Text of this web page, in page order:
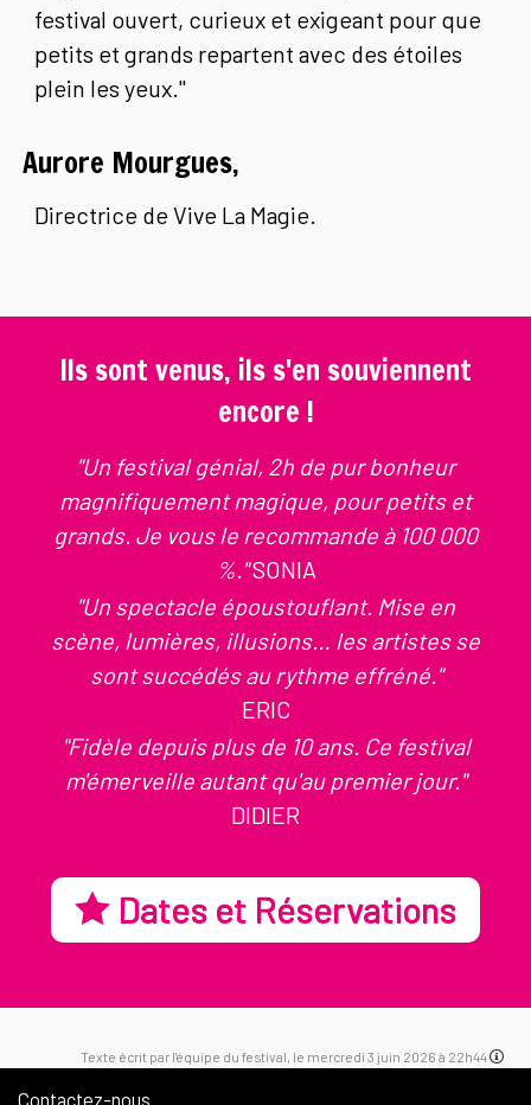
festival ouvert, curieux et exigeant pour que
petits et grands repartent avec des étoiles
plein les yeux."
Aurore Mourgues,
Directrice de Vive La Magie.
Ils sont venus, ils s'en souviennent
encore !
"Un festival génial, 2h de pur bonheur
magnifiquement magique, pour petits et
grands. Je vous le recommande à 100 000
%."SONIA
"Un spectacle époustouflant. Mise en
scène, lumières, illusions… les artistes se
sont succédés au rythme effréné."
ERIC
"Fidèle depuis plus de 10 ans. Ce festival
m'émerveille autant qu'au premier jour."
DIDIER
Dates et Réservations
Texte écrit par l'équipe du festival, le mercredi 3 juin 2026 à 22h44
Contactez-nous